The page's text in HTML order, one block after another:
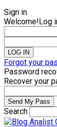
Sign in
Welcome!Log
Forgot your
Password
Recover your
Search